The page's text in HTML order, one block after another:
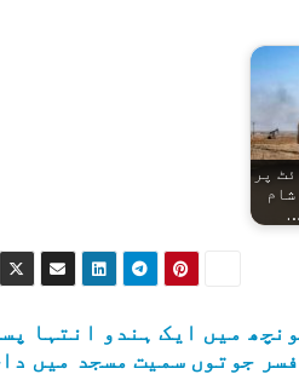
پر
میں ایک ہندو انتہا
جوتوں سمیت مسجد میں